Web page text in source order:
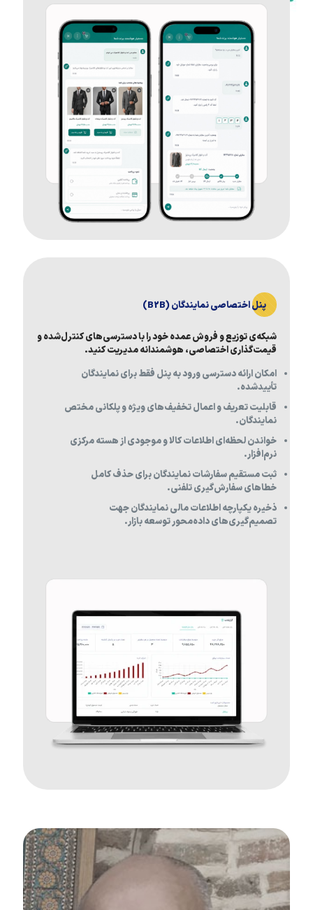
پنل اختصاصی نمایندگان (B2B)
شبکه‌ی توزیع و فروش عمده خود را با دسترسی‌های کنترل‌شده و
قیمت‌گذاری اختصاصی، هوشمندانه مدیریت کنید.
امکان ارائه دسترسی ورود به پنل فقط برای نمایندگان
تأییدشده.
قابلیت تعریف و اعمال تخفیف‌های ویژه و پلکانی مختص
نمایندگان.
خواندن لحظه‌ای اطلاعات کالا و موجودی از هسته مرکزی
نرم‌افزار.
ثبت مستقیم سفارشات نمایندگان برای حذف کامل
خطاهای سفارش‌گیری تلفنی.
ذخیره یکپارچه اطلاعات مالی نمایندگان جهت
تصمیم‌گیری‌های داده‌محور توسعه بازار.